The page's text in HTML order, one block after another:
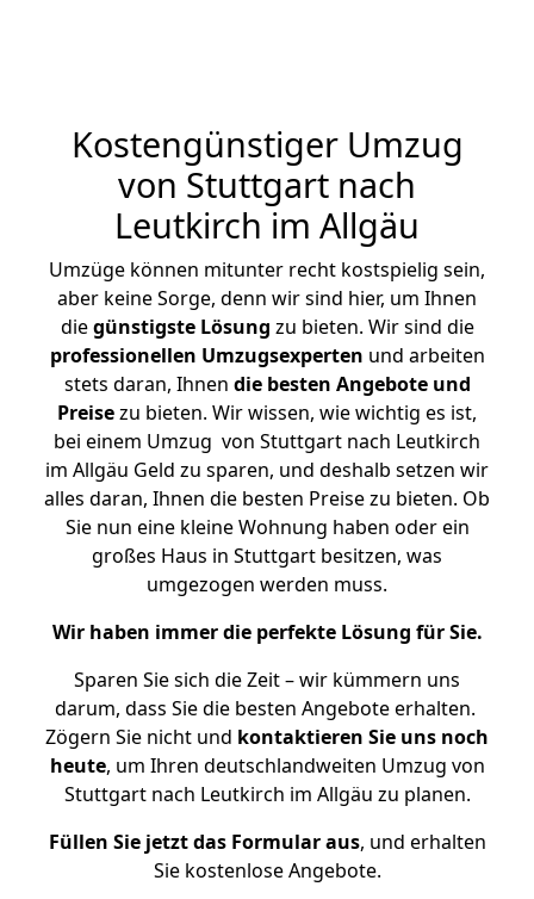
Kostengünstiger Umzug
von Stuttgart nach
Leutkirch im Allgäu
Umzüge können mitunter recht kostspielig sein,
aber keine Sorge, denn wir sind hier, um Ihnen
diegünstigste Lösung zu bieten. Wir sind die
professionellen Umzugsexperten und arbeiten
stets daran, Ihnen die besten Angebote und
Preisezu bieten. Wir wissen, wie wichtig es ist,
bei einem Umzug von Stuttgart nach Leutkirch
im Allgäu Geld zu sparen, und deshalb setzen wir
alles daran, Ihnen die besten Preise zu bieten. Ob
Sie nun eine kleine Wohnung haben oder ein
großes Haus in Stuttgart besitzen, was
umgezogen werden muss.
Wir haben immer die perfekte Lösung für Sie.
Sparen Sie sich die Zeit – wir kümmern uns
darum, dass Sie die besten Angebote erhalten.
Zögern Sie nicht und kontaktieren Sie uns noch
heute, um Ihren deutschlandweiten Umzug von
Stuttgart nach Leutkirch im Allgäu zu planen.
Füllen Sie jetzt das Formular aus, und erhalten
Sie kostenlose Angebote.